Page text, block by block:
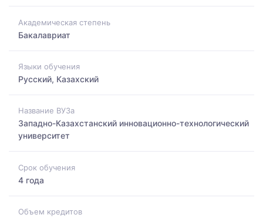
Академическая степень
Бакалавриат
Языки обучения
Русский, Казахский
Название ВУЗа
Западно-Казахстанский инновационно-технологический
университет
Срок обучения
4 года
Объем кредитов